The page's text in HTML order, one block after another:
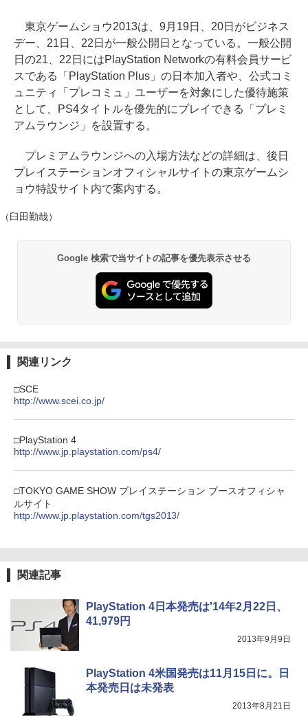
東京ゲームショウ2013は、9月19日、20日がビジネス
デー、21日、22日が一般公開日となっている。一般公開
日の21、22日にはPlayStation Networkの有料会員サービ
スである「PlayStation Plus」の日本加入者や、公式コミ
ュニティ「プレコミュ」ユーザーを対象にした優待施策
として、PS4タイトルを優先的にプレイできる「プレミ
アムラウンジ」を設置する。
プレミアムラウンジへの入場方法などの詳細は、後日
プレイステーションオフィシャルサイトの東京ゲームシ
ョウ特設サイト内で案内する。
（臼田勤哉）
Google 検索で当サイトの記事を優先表示させる
関連リンク
□SCE
http://www.scei.co.jp/
□PlayStation 4
http://www.jp.playstation.com/ps4/
□TOKYO GAME SHOW プレイステーション ブースオフィシャ
ルサイト
http://www.jp.playstation.com/tgs2013/
関連記事
PlayStation 4日本発売は'14年2月22日、
41,979円
2013年9月9日
PlayStation 4米国発売は11月15日に。日
本発売日は未発表
2013年8月21日